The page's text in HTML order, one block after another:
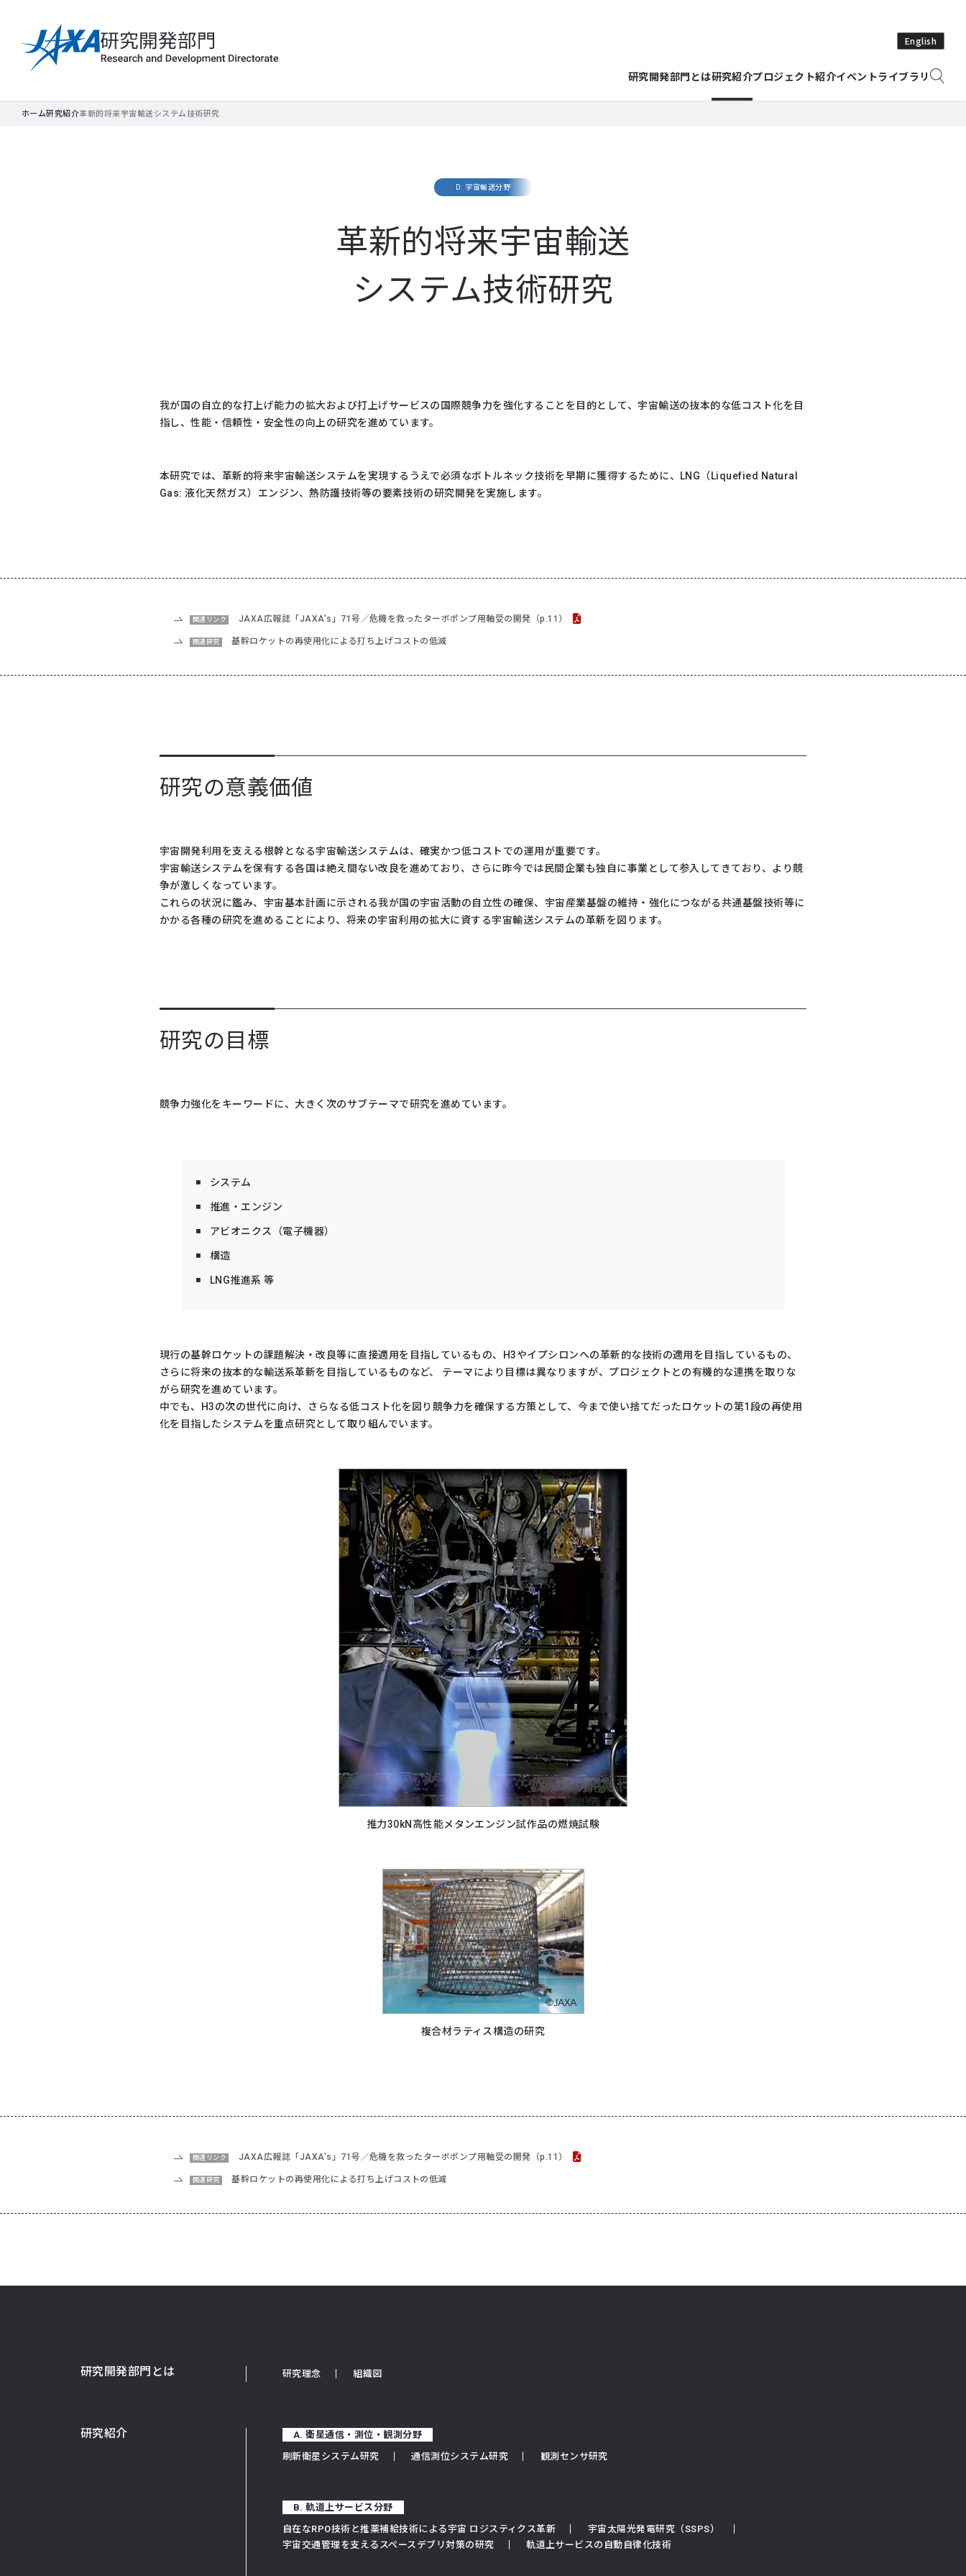
研究開発部門とは研究紹介プロジェクト紹介イベントライブラリ
English
ホーム研究紹介革新的将来宇宙輸送システム技術研究
D. 宇宙輸送分野
革新的将来宇宙輸送
システム技術研究
我が国の自立的な打上げ能力の拡大および打上げサービスの国際競争力を強化することを目的として、宇宙輸送の抜本的な低コスト化を目
指し、性能・信頼性・安全性の向上の研究を進めています。
本研究では、革新的将来宇宙輸送システムを実現するうえで必須なボトルネック技術を早期に獲得するために、LNG（Liquefied Natural
Gas: 液化天然ガス）エンジン、熱防護技術等の要素技術の研究開発を実施します。
関連リンク JAXA広報誌「JAXA's」71号／危機を救ったターボポンプ用軸受の開発（p.11）
関連研究 基幹ロケットの再使用化による打ち上げコストの低減
研究の意義価値
宇宙開発利用を支える根幹となる宇宙輸送システムは、確実かつ低コストでの運用が重要です。
宇宙輸送システムを保有する各国は絶え間ない改良を進めており、さらに昨今では民間企業も独自に事業として参入してきており、より競
争が激しくなっています。
これらの状況に鑑み、宇宙基本計画に示される我が国の宇宙活動の自立性の確保、宇宙産業基盤の維持・強化につながる共通基盤技術等に
かかる各種の研究を進めることにより、将来の宇宙利用の拡大に資する宇宙輸送システムの革新を図ります。
研究の目標
競争力強化をキーワードに、大きく次のサブテーマで研究を進めています。
システム
推進・エンジン
アビオニクス（電子機器）
構造
LNG推進系 等
現行の基幹ロケットの課題解決・改良等に直接適用を目指しているもの、H3やイプシロンへの革新的な技術の適用を目指しているもの、
さらに将来の抜本的な輸送系革新を目指しているものなど、 テーマにより目標は異なりますが、プロジェクトとの有機的な連携を取りな
がら研究を進めています。
中でも、H3の次の世代に向け、さらなる低コスト化を図り競争力を確保する方策として、今まで使い捨てだったロケットの第1段の再使用
化を目指したシステムを重点研究として取り組んでいます。
推力30kN高性能メタンエンジン試作品の燃焼試験​
複合材ラティス構造の研究
関連リンク JAXA広報誌「JAXA's」71号／危機を救ったターボポンプ用軸受の開発（p.11）
関連研究 基幹ロケットの再使用化による打ち上げコストの低減
研究開発部門とは 研究理念 組織図
研究紹介
A. 衛星通信・測位・観測分野
刷新衛星システム研究
通信測位システム研究 観測センサ研究
B. 軌道上サービス分野
自在なRPO技術と推薬補給技術による宇宙 ロジスティクス革新
宇宙太陽光発電研究（SSPS）
宇宙交通管理を支えるスペースデブリ対策の研究
軌道上サービスの自動自律化技術